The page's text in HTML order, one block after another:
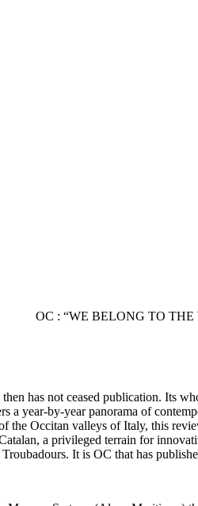
OC : “WE BELONG TO THE
has not ceased publication. Its
a year-by-year panorama of
Occitan valleys of Italy, this
a privileged terrain for
It is OC that has